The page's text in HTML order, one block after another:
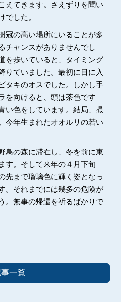
えてきます。さえずりを聞い
でした。
冠の高い場所にいることが多
チャンスがありませんでし
を歩いていると、タイミング
りていました。最初に目に入
タキのオスでした。しかし手
を向けると、頭は茶色です
い色をしています。結局、撮
今年生まれたオオルリの若い
鳥の森に滞在し、冬を前に東
す。そして来年の４月下旬
先まで瑠璃色に輝く姿となっ
。それまでには幾多の危険が
。無事の帰還を祈るばかりで
一覧